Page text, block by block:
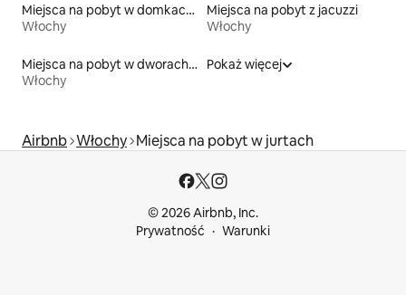
Miejsca na pobyt w domkach ekologicznych na łonie przyrody
Włochy
Miejsca na pobyt z jacuzzi
Włochy
Miejsca na pobyt w dworach i rezydencjach
Włochy
Pokaż więcej
Airbnb Włochy Miejsca na pobyt w jurtach
© 2026 Airbnb, Inc.
Prywatność
Warunki